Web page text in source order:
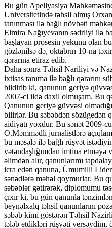
Bu gün Apellyasiya
Universitetində təhsil almış
tanınması ilə bağlı növbəti
Elmira Nağıyevanın sədrliyi ilə
başlayan prosesin yekunu olan
gözlənilsə də, oktabrın 10-na
qərarına etiraz edib.
Daha sonra Təhsil Nariliyi və
ixtisas tanıma ilə bağlı qərarını
bildirib ki, qanunun geriyə
2007-ci ildə daxil olmuşam. Bu
Qanunun geriyə güvvəsi
bilirlər. Bu səbəbdən sözügedən
aidiyatı yoxdur. Bu sənət 2009-
O.Məmmədli jurnalistlərə
bu məsələ ilə bağlı rüşvət
vətəndaşlığımdan imtina
əlimdən alır, qanunlarımı
icra edən qanuna, Ümumilli
sənədlərə məhəl qoymurlar. Bu
səbəblər gətirərək, diplomumu
çıxır ki, bu gün qanunla
beynəlxalq təhsil qanunlarını
səbəb kimi göstərən Təhsil
tələb etdikləri rüşvəti versəydim,